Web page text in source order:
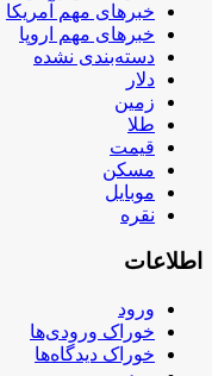
خبرهای مهم آمریکا
خبرهای مهم اروپا
دسته‌بندی نشده
دلار
زمین
طلا
قیمت
مسکن
موبایل
نقره
اطلاعات
ورود
خوراک ورودی‌ها
خوراک دیدگاه‌ها